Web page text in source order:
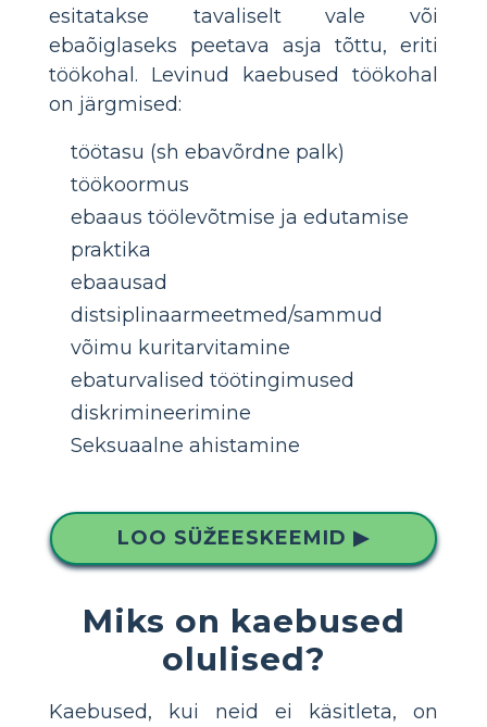
esitatakse tavaliselt vale või
ebaõiglaseks peetava asja tõttu, eriti
töökohal. Levinud kaebused töökohal
on järgmised:
töötasu (sh ebavõrdne palk)
töökoormus
ebaaus töölevõtmise ja edutamise
praktika
ebaausad
distsiplinaarmeetmed/sammud
võimu kuritarvitamine
ebaturvalised töötingimused
diskrimineerimine
Seksuaalne ahistamine
LOO SÜŽEESKEEMID ▶
Miks on kaebused
olulised?
Kaebused, kui neid ei käsitleta, on